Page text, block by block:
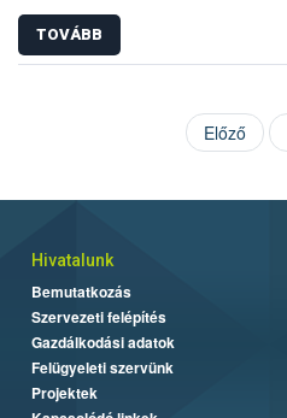
TOVÁBB
Előző
Hivatalunk
Bemutatkozás
Szervezeti felépítés
Gazdálkodási adatok
Felügyeleti szervünk
Projektek